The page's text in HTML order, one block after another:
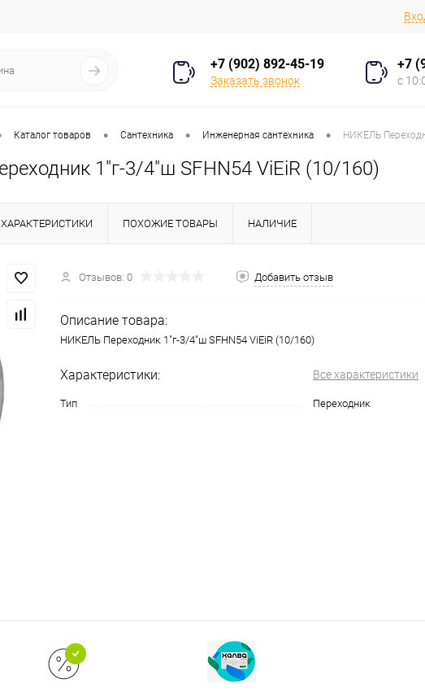
+7 (902) 892-45-19
Заказать звонок
+7
с
Каталог товаров • Сантехника • Инженерная сантехника • НИКЕЛЬ
1"г-3/4"ш SFHN54 ViEiR (10/160)
ХАРАКТЕРИСТИКИ ПОХОЖИЕ ТОВАРЫ НАЛИЧИЕ
Отзывов: 0 Добавить отзыв
Описание товара:
НИКЕЛЬ Переходник 1"г-3/4"ш SFHN54 ViEiR (10/160)
Характеристики: Все характеристики
Тип Переходник